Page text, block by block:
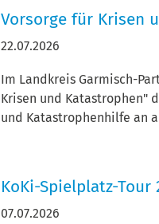
Vorsorge für Krisen
22.07.2026
Im Landkreis Garmisch-
Krisen und Katastrophen"
und Katastrophenhilfe an
KoKi-Spielplatz-Tour
07.07.2026